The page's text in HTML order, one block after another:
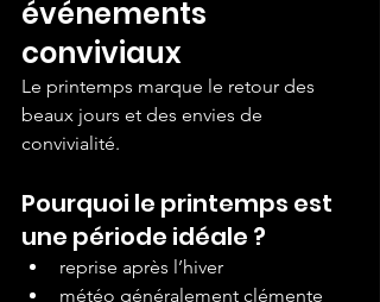
événements
conviviaux
Le printemps marque le retour des
beaux jours et des envies de
convivialité.
Pourquoi le printemps est
une période idéale ?
reprise après l’hiver
météo généralement clémente